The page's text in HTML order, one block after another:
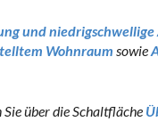
und niedrigschwellige
Wohnraum sowie
über die Schaltfläche